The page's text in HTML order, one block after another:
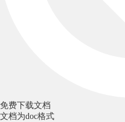
免费下载文档
文档为doc格式